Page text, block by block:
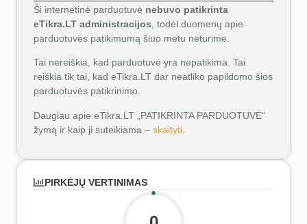
Ši internetinė parduotuvė nebuvo patikrinta
eTikra.LT administracijos , todėl duomenų apie
parduotuvės patikimumą šiuo metu neturime.
Tai nereiškia, kad parduotuvė yra nepatikima. Tai
reiškia tik tai, kad eTikra.LT dar neatliko papildomo šios
parduotuvės patikrinimo.
Daugiau apie eTikra.LT „PATIKRINTA PARDUOTUVĖ“
žymą ir kaip ji suteikiama – skaityti
PIRKĖJŲ VERTINIMAS